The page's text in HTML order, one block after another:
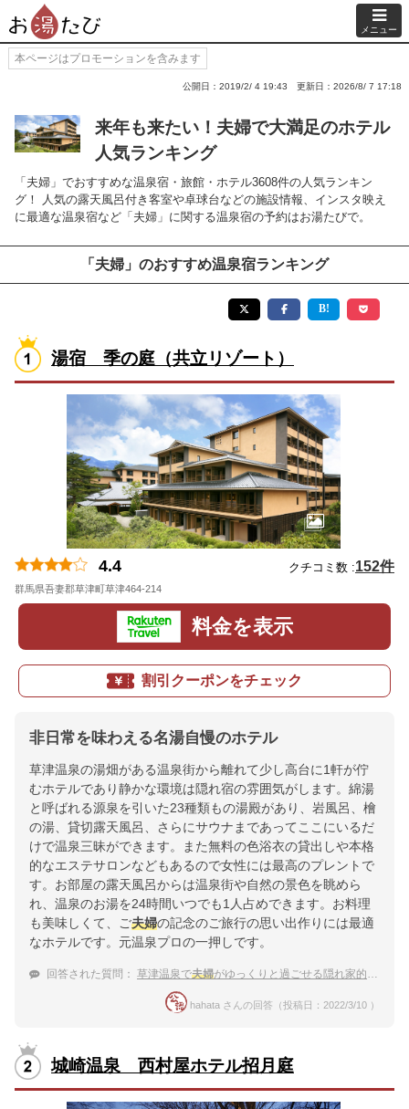
メニュー
本ページはプロモーションを含みます
公開日：2019/2/ 4 19:43 更新日：2026/8/ 7 17:18
来年も来たい！夫婦で大満足のホテル
人気ランキング
「夫婦」でおすすめな温泉宿・旅館・ホテル3608件の人気ランキン
グ！ 人気の露天風呂付き客室や卓球台などの施設情報、インスタ映え
に最適な温泉宿など「夫婦」に関する温泉宿の予約はお湯たびで。
「夫婦」のおすすめ温泉宿ランキング
湯宿 季の庭（共立リゾート）
4.4 クチコミ数 :152件
群馬県吾妻郡草津町草津464-214
料金を表示
割引クーポンをチェック
非日常を味わえる名湯自慢のホテル
草津温泉の湯畑がある温泉街から離れて少し高台に1軒が佇
むホテルであり静かな環境は隠れ宿の雰囲気がします。綿湯
と呼ばれる源泉を引いた23種類もの湯殿があり、岩風呂、檜
の湯、貸切露天風呂、さらにサウナまであってここにいるだ
けで温泉三昧ができます。また無料の色浴衣の貸出しや本格
的なエステサロンなどもあるので女性には最高のプレントで
す。お部屋の露天風呂からは温泉街や自然の景色を眺めら
れ、温泉のお湯を24時間いつでも1人占めできます。お料理
も美味しくて、ご夫婦の記念のご旅行の思い出作りには最適
なホテルです。元温泉プロの一押しです。
回答された質問： 草津温泉で夫婦がゆっくりと過ごせる隠れ家的旅館
hahata さんの回答（投稿日：2022/3/10 ）
城崎温泉 西村屋ホテル招月庭